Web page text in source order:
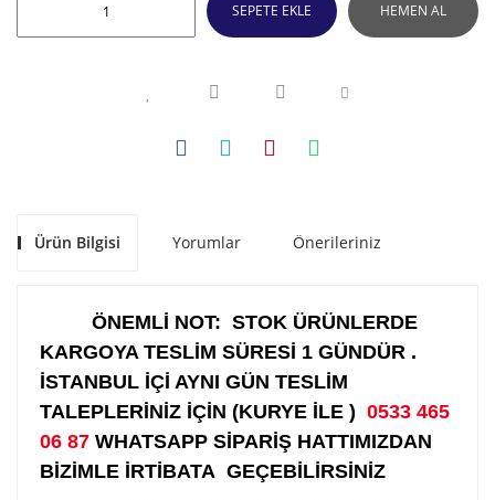
SEPETE EKLE HEMEN AL
Ürün Bilgisi Yorumlar Önerileriniz
ÖNEMLİ NOT: STOK ÜRÜNLERDE
KARGOYA TESLİM SÜRESİ 1 GÜNDÜR .
İSTANBUL İÇİ AYNI GÜN TESLİM
TALEPLERİNİZ İÇİN (KURYE İLE ) 0533 465
06 87 WHATSAPP SİPARİŞ HATTIMIZDAN
BİZİMLE İRTİBATA GEÇEBİLİRSİNİZ